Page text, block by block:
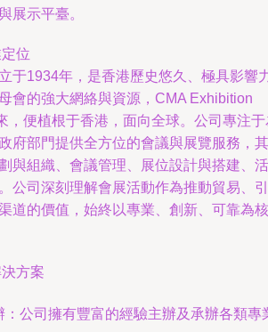
展示平臺。
位
于1934年，是香港歷史悠久、極具影響
會的強大網絡與資源，CMA Exhibition
，便植根于香港，面向全球。公司專注于
府部門提供全方位的會議與展覽服務，其
與組織、會議管理、展位設計與搭建、活
公司深刻理解會展活動作為推動貿易、引
道的價值，始終以專業、創新、可靠為核
方案
：公司擁有豐富的經驗主辦及承辦各類專